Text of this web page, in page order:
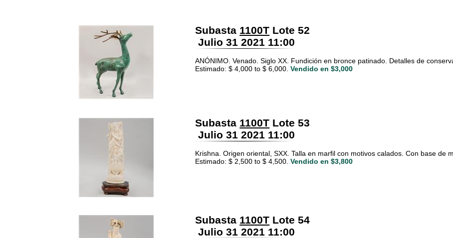
Subasta 1100T Lote 52
Julio 31 2021 11:00
ANÓNIMO. Venado. Siglo XX. Fundición en bronce patinado. Detalles de
Estimado: $ 4,000 to $ 6,000. Vendido en $3,000
Subasta 1100T Lote 53
Julio 31 2021 11:00
Krishna. Origen oriental, SXX. Talla en marfil con motivos calados. Con base de
Estimado: $ 2,500 to $ 4,500. Vendido en $3,800
Subasta 1100T Lote 54
Julio 31 2021 11:00